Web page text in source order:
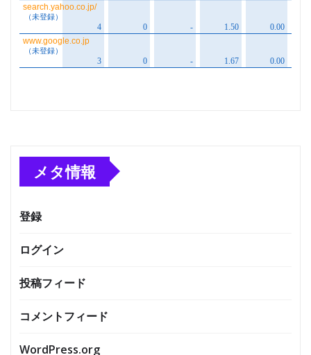
メタ情報
登録
ログイン
投稿フィード
コメントフィード
WordPress.org